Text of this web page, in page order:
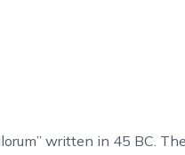
written in 45 BC.